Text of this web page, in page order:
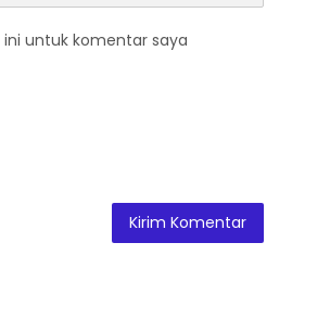
untuk komentar saya